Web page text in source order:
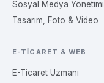
Sosyal Medya Yönetimi
Tasarım, Foto & Video
E-TICARET & WEB
E-Ticaret Uzmanı